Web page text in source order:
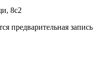
8с2
предварительная запись